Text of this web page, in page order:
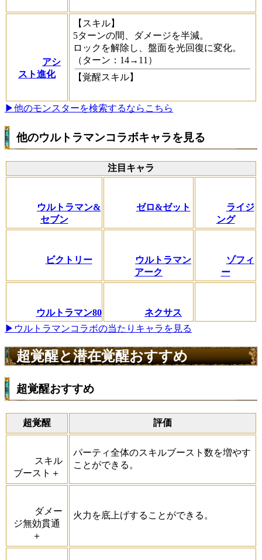
アシ
スト進化
【スキル】
5ターンの間、ダメージを半減。
ロックを解除し、盤面を光回復に変化。
（ターン：14→11）
【覚醒スキル】
▶他のモンスターを検索するならこちら
他のウルトラマンコラボキャラを見る
注目キャラ
ウルトラマン&
セブン
ゼロ&ゼット
ライジ
ング
ビクトリー
ウルトラマン
アーク
ゾフィ
ー
ウルトラマン80
ネクサス
▶ウルトラマンコラボの当たりキャラを見る
超覚醒と潜在覚醒おすすめ
超覚醒おすすめ
超覚醒 評価
スキル
ブースト＋
パーティ全体のスキルブースト数を増やす
ことができる。
ダメー
ジ無効貫通
＋
火力を底上げすることができる。